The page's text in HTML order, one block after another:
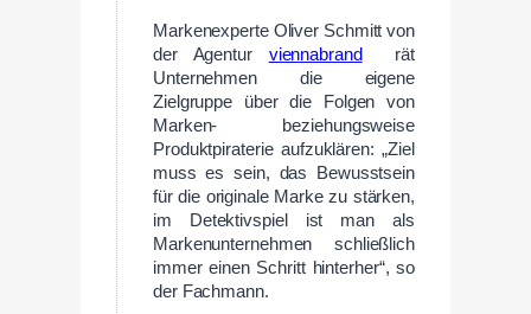
Markenexperte Oliver Schmitt von
der Agentur viennabrand
rät
Unternehmen die eigene
Zielgruppe über die Folgen von
Marken- beziehungsweise
Produktpiraterie aufzuklären: „Ziel
muss es sein, das Bewusstsein
für die originale Marke zu stärken,
im Detektivspiel ist man als
Markenunternehmen schließlich
immer einen Schritt hinterher“, so
der Fachmann.